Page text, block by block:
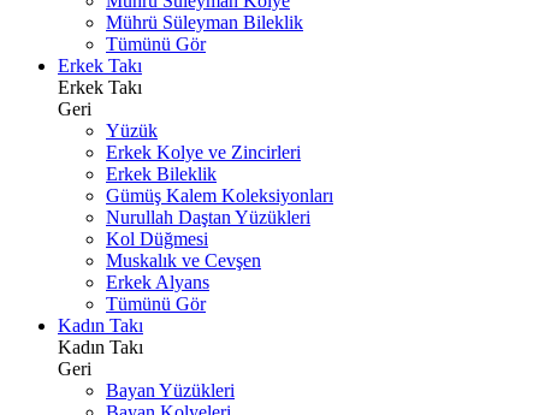
Mührü Süleyman Bileklik
Tümünü Gör
Erkek Takı
Erkek Takı
Geri
Yüzük
Erkek Kolye ve Zincirleri
Erkek Bileklik
Gümüş Kalem Koleksiyonları
Nurullah Daştan Yüzükleri
Kol Düğmesi
Muskalık ve Cevşen
Erkek Alyans
Tümünü Gör
Kadın Takı
Kadın Takı
Geri
Bayan Yüzükleri